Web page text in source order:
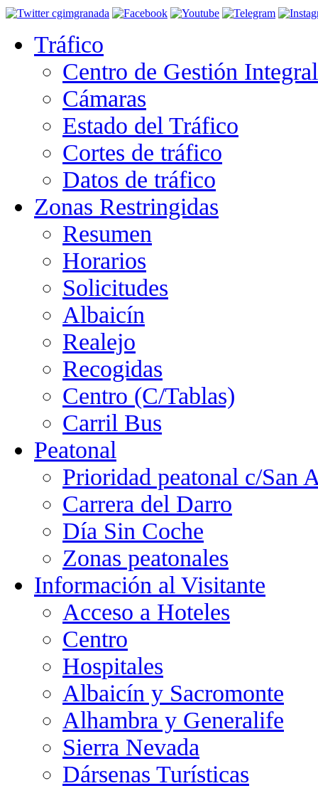
Tráfico
Centro de Gestión
Cámaras
Estado del Tráfico
Cortes de tráfico
Datos de tráfico
Zonas Restringidas
Resumen
Horarios
Solicitudes
Albaicín
Realejo
Recogidas
Centro (C/Tablas)
Carril Bus
Peatonal
Prioridad peatonal c/San
Carrera del Darro
Día Sin Coche
Zonas peatonales
Información al Visitante
Acceso a Hoteles
Centro
Hospitales
Albaicín y Sacromonte
Alhambra y Generalife
Sierra Nevada
Dársenas Turísticas